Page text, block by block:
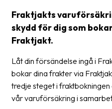
Manuals
Downloads
Barcode
scanner
Support
Fraktjakts
skydd för dig som
Fraktjakt.
Låt din försändelse ingå i
bokar dina frakter via
tredje steget i fraktbokningen
vår varuförsäkring i